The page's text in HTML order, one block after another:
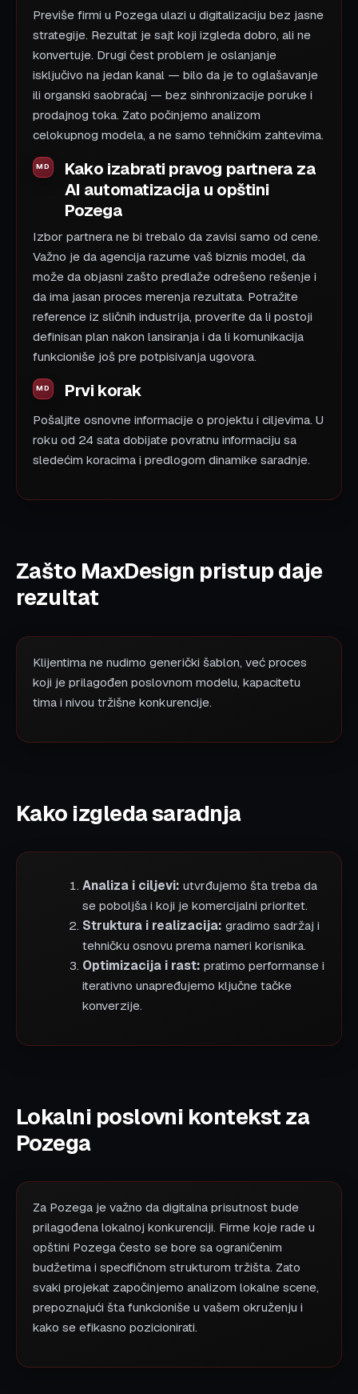
Previše firmi u Pozega ulazi u digitalizaciju bez jasne
strategije. Rezultat je sajt koji izgleda dobro, ali ne
konvertuje. Drugi čest problem je oslanjanje
isključivo na jedan kanal — bilo da je to oglašavanje
ili organski saobraćaj — bez sinhronizacije poruke i
prodajnog toka. Zato počinjemo analizom
celokupnog modela, a ne samo tehničkim zahtevima.
Kako izabrati pravog partnera za
AI automatizacija u opštini
Pozega
Izbor partnera ne bi trebalo da zavisi samo od cene.
Važno je da agencija razume vaš biznis model, da
može da objasni zašto predlaže odrešeno rešenje i
da ima jasan proces merenja rezultata. Potražite
reference iz sličnih industrija, proverite da li postoji
definisan plan nakon lansiranja i da li komunikacija
funkcioniše još pre potpisivanja ugovora.
Prvi korak
Pošaljite osnovne informacije o projektu i ciljevima. U
roku od 24 sata dobijate povratnu informaciju sa
sledećim koracima i predlogom dinamike saradnje.
Zašto MaxDesign pristup daje
rezultat
Klijentima ne nudimo generički šablon, već proces
koji je prilagođen poslovnom modelu, kapacitetu
tima i nivou tržišne konkurencije.
Kako izgleda saradnja
Analiza i ciljevi: utvrđujemo šta treba da
se poboljša i koji je komercijalni prioritet.
Struktura i realizacija: gradimo sadržaj i
tehničku osnovu prema nameri korisnika.
Optimizacija i rast: pratimo performanse i
iterativno unapređujemo ključne tačke
konverzije.
Lokalni poslovni kontekst za
Pozega
Za Pozega je važno da digitalna prisutnost bude
prilagođena lokalnoj konkurenciji. Firme koje rade u
opštini Pozega često se bore sa ograničenim
budžetima i specifičnom strukturom tržišta. Zato
svaki projekat započinjemo analizom lokalne scene,
prepoznajući šta funkcioniše u vašem okruženju i
kako se efikasno pozicionirati.